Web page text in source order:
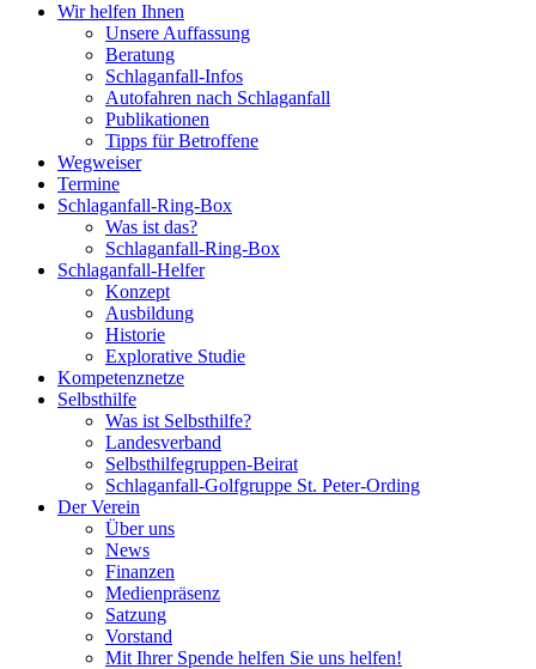
Wir helfen Ihnen
Unsere Auffassung
Beratung
Schlaganfall-Infos
Autofahren nach Schlaganfall
Publikationen
Tipps für Betroffene
Wegweiser
Termine
Schlaganfall-Ring-Box
Was ist das?
Schlaganfall-Ring-Box
Schlaganfall-Helfer
Konzept
Ausbildung
Historie
Explorative Studie
Kompetenznetze
Selbsthilfe
Was ist Selbsthilfe?
Landesverband
Selbsthilfegruppen-Beirat
Schlaganfall-Golfgruppe St. Peter-Ording
Der Verein
Über uns
News
Finanzen
Medienpräsenz
Satzung
Vorstand
Mit Ihrer Spende helfen Sie uns helfen!